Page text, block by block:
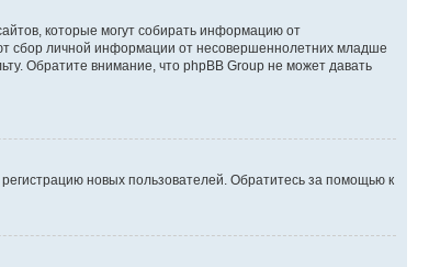
которые могут собирать информацию от
сбор личной информации от несовершеннолетних младше
Обратите внимание, что phpBB Group не может давать
новых пользователей. Обратитесь за помощью к